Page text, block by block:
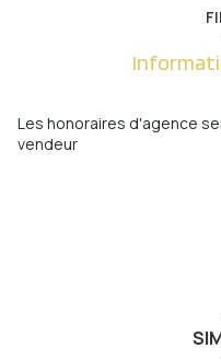
Les honoraires d'agence
vendeur